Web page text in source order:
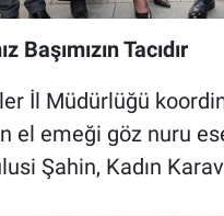
Başımızın Tacıdır
İl Müdürlüğü
el emeği göz nuru
Şahin, Kadın